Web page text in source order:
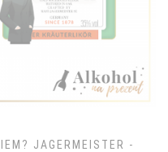
JAGERMEISTER -